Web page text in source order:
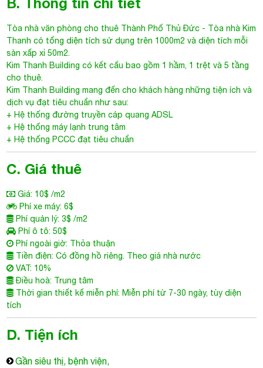
Tòa nhà văn phòng cho thuê Thành Phố Thủ Đức - Tòa nhà Kim
Thanh có tổng diện tích sử dụng trên 1000m2 và diện tích mỗi
sàn xấp xỉ 50m2.
Kim Thanh Building có kết cấu bao gồm 1 hầm, 1 trệt và 5 tầng
cho thuê.
Kim Thanh Buildingmang đến cho khách hàng những tiện ích và
dịch vụ đạt tiêu chuẩn như sau:
+ Hệ thống đường truyền cáp quang ADSL
+ Hệ thống máy lạnh trung tâm
+ Hệ thống PCCC đạt tiêu chuẩn
C. Giá thuê
Giá: 10$ /m2
Phí xe máy: 6$
Phí quản lý: 3$ /m2
Phí ô tô: 50$
Phí ngoài giờ: Thỏa thuận
Tiền điện: Có đồng hồ riêng. Theo giá nhà nước
VAT: 10%
Điều hoà: Trung tâm
Thời gian thiết kế miễn phí: Miễn phí từ 7-30 ngày, tùy diện
tích
D. Tiện ích
Gần siêu thị, bệnh viện,